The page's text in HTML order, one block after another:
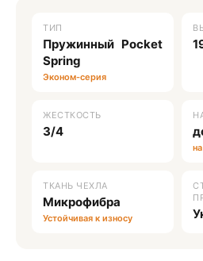
ТИП
Пружинный Pocket
Spring
Эконом-серия
ЖЕСТКОСТЬ
3/4
ТКАНЬ ЧЕХЛА
Микрофибра
Устойчивая к износу